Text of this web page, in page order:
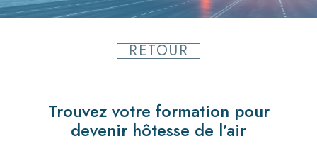
RETOUR
Trouvez votre formation pour
devenir hôtesse de l’air